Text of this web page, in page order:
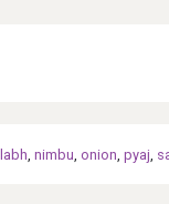
labh, nimbu, onion, pyaj,